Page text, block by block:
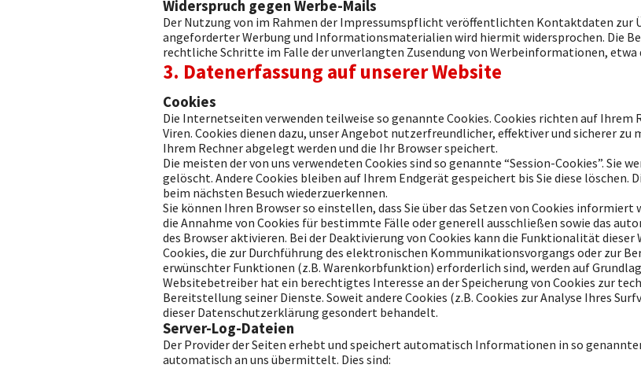
Widerspruch gegen Werbe-Mails
Der Nutzung von im Rahmen der Impressumspflicht veröffentlichten Kontaktdaten zur
angeforderter Werbung und Informationsmaterialien wird hiermit widersprochen. Die
rechtliche Schritte im Falle der unverlangten Zusendung von Werbeinformationen, etwa
3. Datenerfassung auf unserer Website
Cookies
Die Internetseiten verwenden teilweise so genannte Cookies. Cookies richten auf Ihrem
Viren. Cookies dienen dazu, unser Angebot nutzerfreundlicher, effektiver und sicherer zu
Ihrem Rechner abgelegt werden und die Ihr Browser speichert.
Die meisten der von uns verwendeten Cookies sind so genannte “Session-Cookies”. Sie
gelöscht. Andere Cookies bleiben auf Ihrem Endgerät gespeichert bis Sie diese löschen.
beim nächsten Besuch wiederzuerkennen.
Sie können Ihren Browser so einstellen, dass Sie über das Setzen von Cookies
die Annahme von Cookies für bestimmte Fälle oder generell ausschließen sowie das
des Browser aktivieren. Bei der Deaktivierung von Cookies kann die Funktionalität dieser
Cookies, die zur Durchführung des elektronischen Kommunikationsvorgangs oder zur
erwünschter Funktionen (z.B. Warenkorbfunktion) erforderlich sind, werden auf
Websitebetreiber hat ein berechtigtes Interesse an der Speicherung von Cookies zur
Bereitstellung seiner Dienste. Soweit andere Cookies (z.B. Cookies zur Analyse Ihres
dieser Datenschutzerklärung gesondert behandelt.
Server-Log-Dateien
Der Provider der Seiten erhebt und speichert automatisch Informationen in so
automatisch an uns übermittelt. Dies sind: